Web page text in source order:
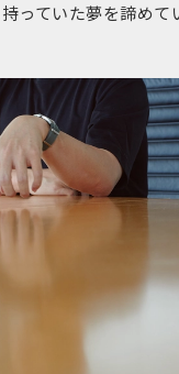
っていた夢を諦めて